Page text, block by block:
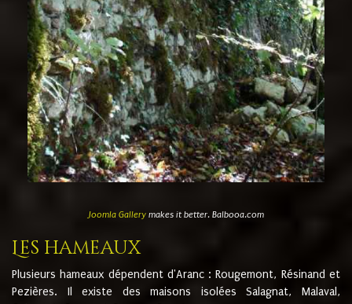
Joomla Gallerymakes it better. Balbooa.com
Les hameaux
Plusieurs hameaux dépendent d'Aranc : Rougemont, Résinand et
Pezières. Il existe des maisons isolées Salagnat, Malaval,